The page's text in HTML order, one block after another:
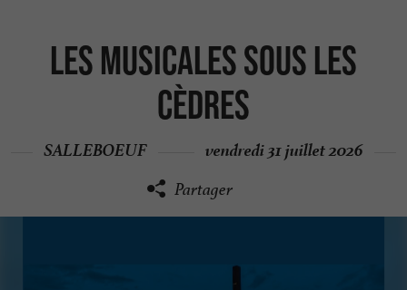
Les Musicales sous les
cèdres
SALLEBOEUF vendredi 31 juillet 2026
Partager